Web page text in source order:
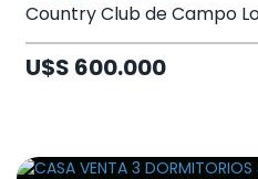
Country Club de Campo
U$S 600.000